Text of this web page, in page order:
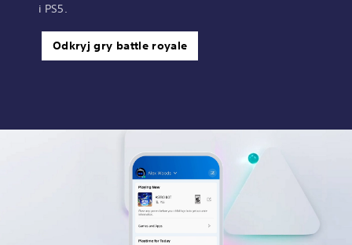
i PS5.
Odkryj gry battle royale